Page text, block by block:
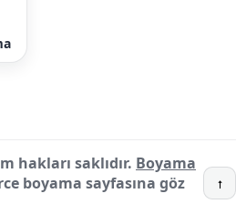
hakları saklıdır. Boyama
boyama sayfasına göz
↑